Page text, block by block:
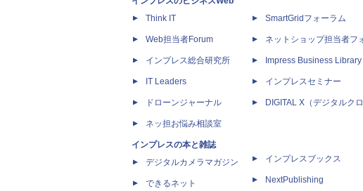
Think IT
Web担当者Forum
インプレス総合研究所
IT Leaders
ドローンジャーナル
ネッ担お悩み相談室
インプレスの本と雑誌
デジタルカメラマガジン
できるネット
SmartGridフォーラム
ネットショップ担当者フ
Impress Business Library
インプレスセミナー
DIGITAL X（デジタルクロ
インプレスブックス
NextPublishing